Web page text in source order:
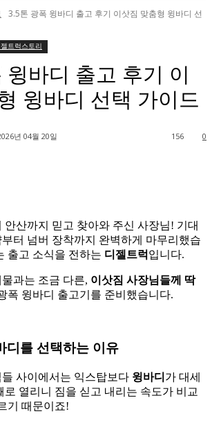
3.5톤 광폭 윙바디 출고 후기 이삿짐 맞춤형 윙바디 선
트럭스토리
윙바디 출고 후기 이
윙바디 선택 가이드
년 04월 20일 0
156
안산까지 믿고 찾아와 주신 사장님! 기대
터 넘버 장착까지 완벽하게 마무리했습
출고 소식을 전하는 디젤트럭 입니다.
과는 조금 다른, 이삿짐 사장님들께 딱
폭 윙바디 출고기를 준비했습니다.
디를 선택하는 이유
사이에서는 익스탑보다 윙바디 가 대세
로 열리니 짐을 싣고 내리는 속도가 비교
기 때문이죠!